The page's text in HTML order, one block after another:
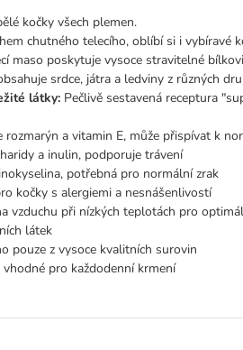
kočky všech plemen.
chutného telecího, oblíbí si i vybíravé
maso poskytuje vysoce stravitelné
srdce, játra a ledviny z různých
látky: Pečlivě sestavená receptura
rozmarýn a vitamin E, může přispívat k
a inulin, podporuje trávení
potřebná pro normální zrak
kočky s alergiemi a nesnášenlivostí
vzduchu při nízkých teplotách pro
látek
pouze z vysoce kvalitních surovin
vhodné pro každodenní krmení